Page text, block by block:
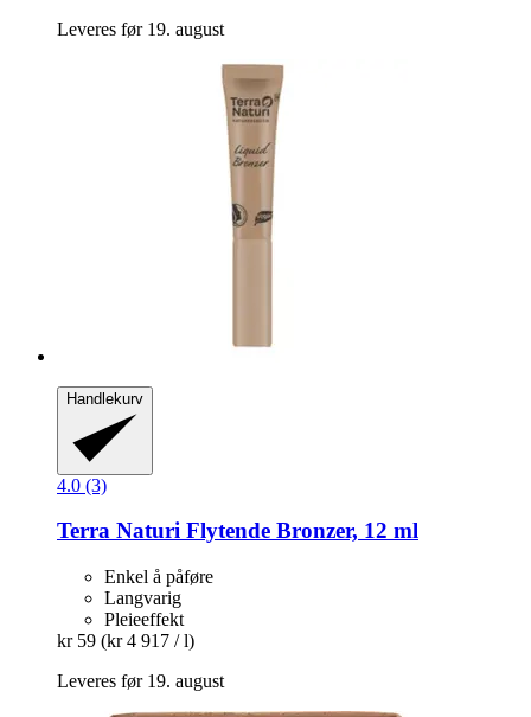
Leveres før 19. august
Handlekurv
4.0 (3)
Terra Naturi Flytende Bronzer, 12 ml
Enkel å påføre
Langvarig
Pleieeffekt
kr 59 (kr 4 917 / l)
Leveres før 19. august